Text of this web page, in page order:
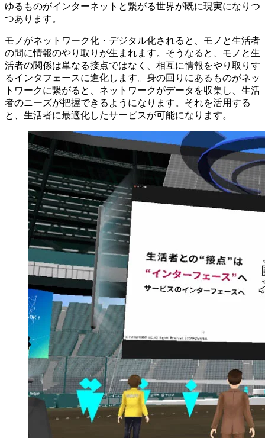
ゆるものがインターネットと繋がる世界が既に現実になりつ
つあります。
モノがネットワーク化・デジタル化されると、モノと生活者
の間に情報のやり取りが生まれます。そうなると、モノと生
活者の関係は単なる接点ではなく、相互に情報をやり取りす
るインタフェースに進化します。身の回りにあるものがネッ
トワークに繋がると、ネットワークがデータを収集し、生活
者のニーズが把握できるようになります。それを活用する
と、生活者に最適化したサービスが可能になります。